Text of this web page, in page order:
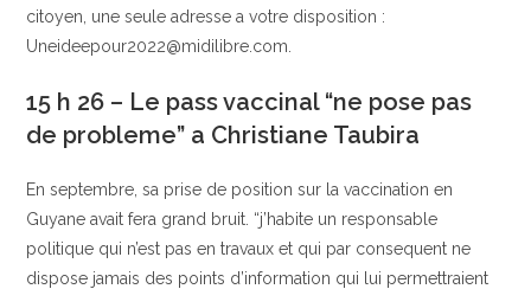
citoyen, une seule adresse a votre disposition :
Uneideepour2022@midilibre.com.
15 h 26 – Le pass vaccinal “ne pose pas
de probleme” a Christiane Taubira
En septembre, sa prise de position sur la vaccination en
Guyane avait fera grand bruit. “j’habite un responsable
politique qui n’est pas en travaux et qui par consequent ne
dispose jamais des points d’information qui lui permettraient